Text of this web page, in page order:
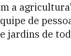
a
de
jardins de